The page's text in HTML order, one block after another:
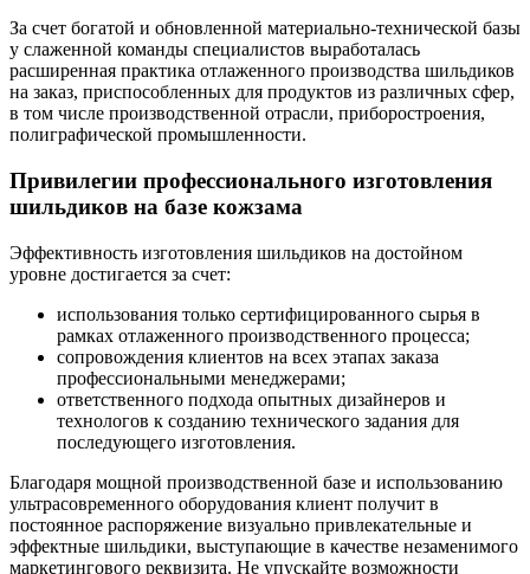
За счет богатой и обновленной материально-технической базы
у слаженной команды специалистов выработалась
расширенная практика отлаженного производства шильдиков
на заказ, приспособленных для продуктов из различных сфер,
в том числе производственной отрасли, приборостроения,
полиграфической промышленности.
Привилегии профессионального изготовления
шильдиков на базе кожзама
Эффективность изготовления шильдиков на достойном
уровне достигается за счет:
использования только сертифицированного сырья в
рамках отлаженного производственного процесса;
сопровождения клиентов на всех этапах заказа
профессиональными менеджерами;
ответственного подхода опытных дизайнеров и
технологов к созданию технического задания для
последующего изготовления.
Благодаря мощной производственной базе и использованию
ультрасовременного оборудования клиент получит в
постоянное распоряжение визуально привлекательные и
эффектные шильдики, выступающие в качестве незаменимого
маркетингового реквизита. Не упускайте возможности